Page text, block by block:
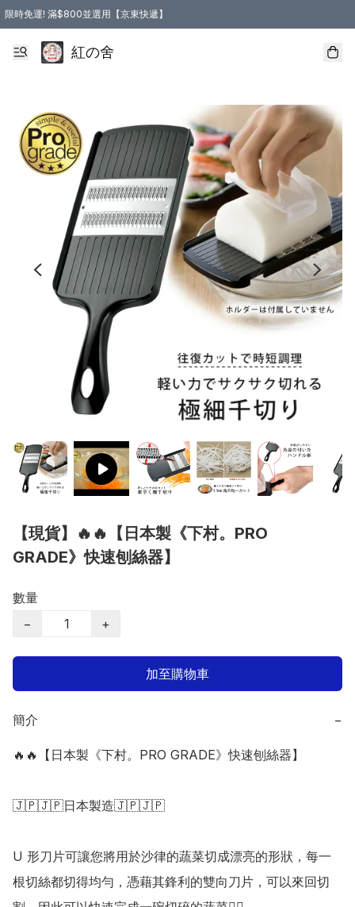
限時免運! 滿$800並選用【京東快遞】
紅の舍
【現貨】🔥🔥【日本製《下村。PRO
GRADE》快速刨絲器】
數量
−
+
加至購物車
簡介 −
🔥🔥【日本製《下村。PRO GRADE》快速刨絲器】
🇯🇵🇯🇵日本製造🇯🇵🇯🇵
U 形刀片可讓您將用於沙律的蔬菜切成漂亮的形狀，每一
根切絲都切得均勻，憑藉其鋒利的雙向刀片，可以來回切